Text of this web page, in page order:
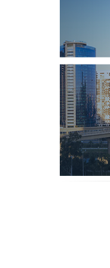
funciona, tipos